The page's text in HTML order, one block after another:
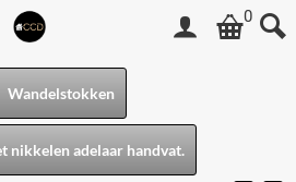
0
Wandelstokken
nikkelen adelaar handvat.